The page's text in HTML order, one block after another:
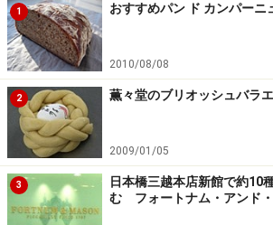
1 おすすめパン ド カンパーニ
2010/08/08
2 薫々堂のブリオッシュバラ
2009/01/05
3
日本橋三越本店新館で約10
む フォートナム・アンド